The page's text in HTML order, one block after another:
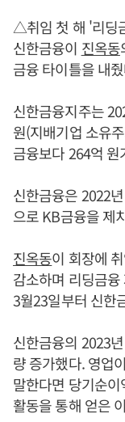
△취임 첫 해 '리딩
신한금융이 진옥동
금융 타이틀을 내
신한금융지주는
원(지배기업 소유
금융보다 264억
신한금융은 2022
으로 KB금융을 제
진옥동이 회장에
감소하며 리딩금
3월23일부터 신한
신한금융의 2023
량 증가했다. 영업
말한다면 당기순
활동을 통해 얻은